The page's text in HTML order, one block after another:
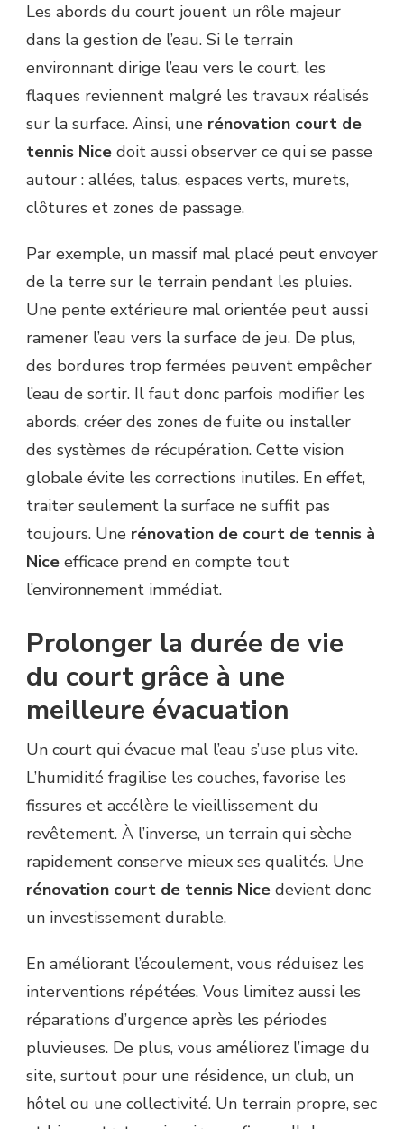
Les abords du court jouent un rôle majeur
dans la gestion de l’eau. Si le terrain
environnant dirige l’eau vers le court, les
flaques reviennent malgré les travaux réalisés
sur la surface. Ainsi, une rénovation court de
tennis Nice doit aussi observer ce qui se passe
autour : allées, talus, espaces verts, murets,
clôtures et zones de passage.
Par exemple, un massif mal placé peut envoyer
de la terre sur le terrain pendant les pluies.
Une pente extérieure mal orientée peut aussi
ramener l’eau vers la surface de jeu. De plus,
des bordures trop fermées peuvent empêcher
l’eau de sortir. Il faut donc parfois modifier les
abords, créer des zones de fuite ou installer
des systèmes de récupération. Cette vision
globale évite les corrections inutiles. En effet,
traiter seulement la surface ne suffit pas
toujours. Une rénovation de court de tennis à
Nice efficace prend en compte tout
l’environnement immédiat.
Prolonger la durée de vie
du court grâce à une
meilleure évacuation
Un court qui évacue mal l’eau s’use plus vite.
L’humidité fragilise les couches, favorise les
fissures et accélère le vieillissement du
revêtement. À l’inverse, un terrain qui sèche
rapidement conserve mieux ses qualités. Une
rénovation court de tennis Nice devient donc
un investissement durable.
En améliorant l’écoulement, vous réduisez les
interventions répétées. Vous limitez aussi les
réparations d’urgence après les périodes
pluvieuses. De plus, vous améliorez l’image du
site, surtout pour une résidence, un club, un
hôtel ou une collectivité. Un terrain propre, sec